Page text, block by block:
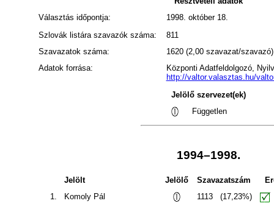
Választás időpontja:
1998. október 18.
Szlovák listára szavazók száma:
811
Szavazatok száma:
1620 (2,00 szavazat/szavazó)
Adatok forrása:
Központi Adatfeldolgozó,
http://valtor.valasztas.hu/
Jelölő szervezet(ek)
Független
1994–1998.
Jelölt Jelölő Szavazatszám
1.
Komoly Pál 1113 (17,23%)